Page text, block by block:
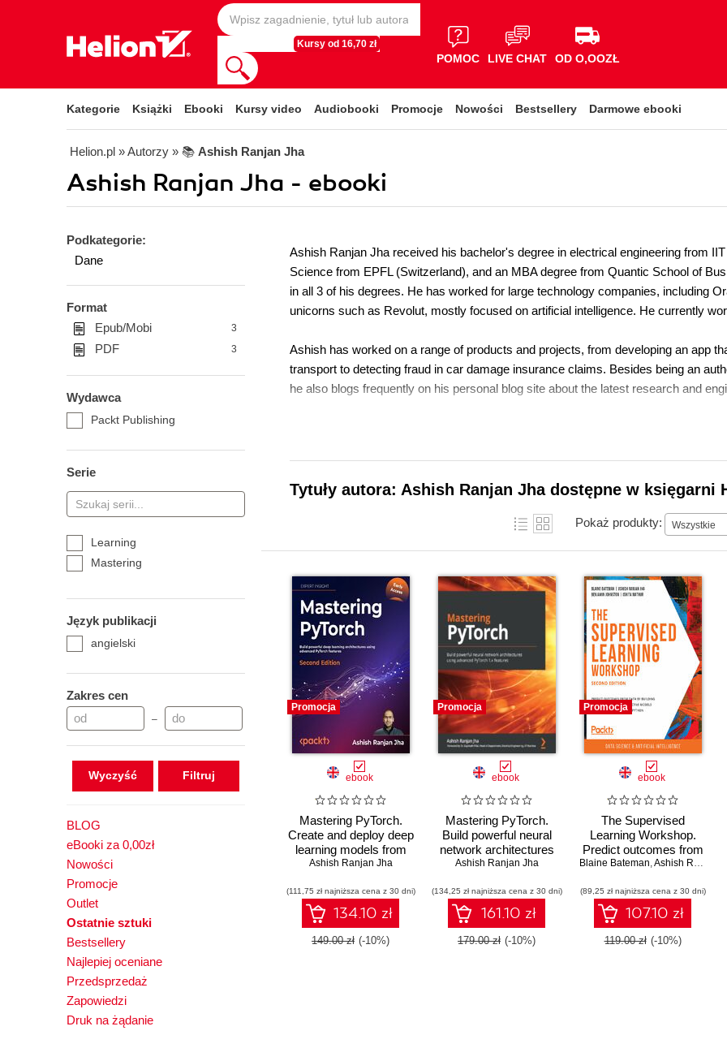
Kursy od 16,70 zł
POMOC LIVE CHAT OD O,OOZŁ
Kategorie Książki Ebooki Kursy video Audiobooki Promocje Nowości Bestsellery Darmowe ebooki
Helion.pl » Autorzy » 📚 Ashish Ranjan Jha
Ashish Ranjan Jha - ebooki
Podkategorie:
Dane
Format
Epub/Mobi
3
PDF 3
Wydawca
Packt Publishing
Serie
Learning
Mastering
Język publikacji
angielski
Zakres cen
–
Wyczyść
BLOG
eBooki za 0,00zł
Nowości
Promocje
Outlet
Ostatnie sztuki
Bestsellery
Najlepiej oceniane
Przedsprzedaż
Zapowiedzi
Druk na żądanie
Ashish Ranjan Jha received his bachelor's degree in electrical engineering from
Science from EPFL (Switzerland), and an MBA degree from Quantic School of
in all 3 of his degrees. He has worked for large technology companies, including
unicorns such as Revolut, mostly focused on artificial intelligence. He currently
Ashish has worked on a range of products and projects, from developing an app
transport to detecting fraud in car damage insurance claims. Besides being an
he also blogs frequently on his personal blog site about the latest research and
Tytuły autora: Ashish Ranjan Jha dostępne w księgarni
Pokaż produkty: Wszystkie
Promocja
ebook
Mastering PyTorch.
Create and deploy deep
learning models from
CNNs to multimodal
beyond - Second
Edition
Ashish Ranjan Jha
(111,75 zł najniższa cena z 30 dni)
134.10 zł
149.00 zł (-10%)
Promocja
ebook
Mastering PyTorch.
Build powerful neural
network architectures
using advanced
Ashish Ranjan Jha
(134,25 zł najniższa cena z 30 dni)
161.10 zł
179.00 zł (-10%)
Promocja
ebook
The Supervised
Learning Workshop.
Predict outcomes from
data by building your
models with machine
learning in Python -
Second Edition
Blaine Bateman,Ashish Ranjan Jha
(89,25 zł najniższa cena z 30 dni)
107.10 zł
119.00 zł (-10%)